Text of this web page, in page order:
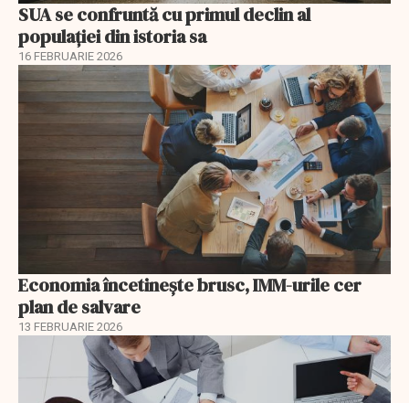
SUA se confruntă cu primul declin al
populației din istoria sa
16 FEBRUARIE 2026
Economia încetinește brusc, IMM-urile cer
plan de salvare
13 FEBRUARIE 2026